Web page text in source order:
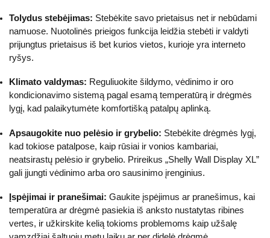
Tolydus stebėjimas: Stebėkite savo prietaisus net ir nebūdami
namuose. Nuotolinės prieigos funkcija leidžia stebėti ir valdyti
prijungtus prietaisus iš bet kurios vietos, kurioje yra interneto
ryšys.
Klimato valdymas: Reguliuokite šildymo, vėdinimo ir oro
kondicionavimo sistemą pagal esamą temperatūrą ir drėgmės
lygį, kad palaikytumėte komfortišką patalpų aplinką.
Apsaugokite nuo pelėsio ir grybelio: Stebėkite drėgmės lygį,
kad tokiose patalpose, kaip rūsiai ir vonios kambariai,
neatsirastų pelėsio ir grybelio. Prireikus „Shelly Wall Display XL”
gali įjungti vėdinimo arba oro sausinimo įrenginius.
Įspėjimai ir pranešimai: Gaukite įspėjimus ar pranešimus, kai
temperatūra ar drėgmė pasiekia iš anksto nustatytas ribines
vertes, ir užkirskite kelią tokioms problemoms kaip užšalę